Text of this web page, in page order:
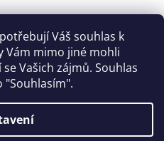
Váš souhlas k
Vám mimo jiné mohli
Vašich zájmů. Souhlas
"Souhlasím".
Shoptet